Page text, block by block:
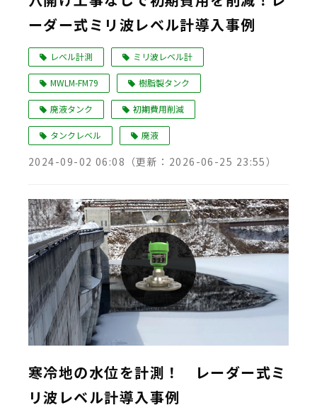
ーダー式ミリ波レベル計導入事例
レベル計測 ミリ波レベル計
MWLM-FM79 樹脂製タンク
廃液タンク 初期費用削減
タンクレベル 廃液
2024-09-02 06:08 （更新： 2026-06-25 23:55）
寒冷地の水位を計測！ レーダー式ミ
リ波レベル計導入事例